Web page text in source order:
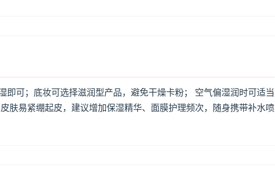
可；底妆可选择滋润型产品，避免干燥卡粉； 空气偏湿润时可适当
肤易紧绷起皮，建议增加保湿精华、面膜护理频次，随身携带补水喷